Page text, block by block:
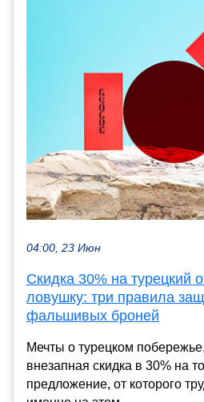
04:00, 23 Июн
Скидка 30% на турецкий
ловушку: три правила
фальшивых броней
Мечты о турецком
внезапная скидка в 30% на
предложение, от которого